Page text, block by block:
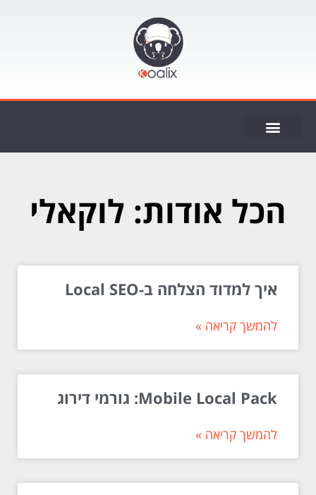
הכל אודות: לוקאלי
איך למדוד הצלחה ב‑Local SEO
להמשך קריאה »
Mobile Local Pack: גורמי דירוג
להמשך קריאה »